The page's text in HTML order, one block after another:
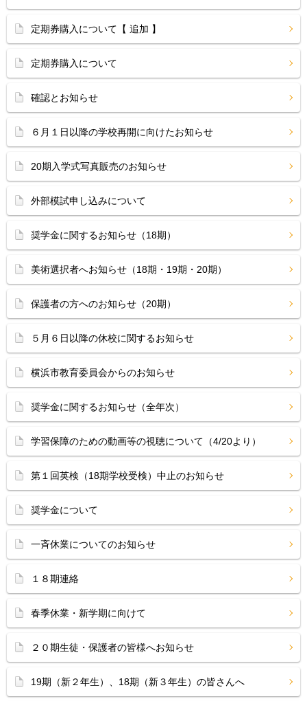
定期券購入について【 追加 】
定期券購入について
確認とお知らせ
６月１日以降の学校再開に向けたお知らせ
20期入学式写真販売のお知らせ
外部模試申し込みについて
奨学金に関するお知らせ（18期）
美術選択者へお知らせ（18期・19期・20期）
保護者の方へのお知らせ（20期）
５月６日以降の休校に関するお知らせ
横浜市教育委員会からのお知らせ
奨学金に関するお知らせ（全年次）
学習保障のための動画等の視聴について（4/20より）
第１回英検（18期学校受検）中止のお知らせ
奨学金について
一斉休業についてのお知らせ
１８期連絡
春季休業・新学期に向けて
２０期生徒・保護者の皆様へお知らせ
19期（新２年生）、18期（新３年生）の皆さんへ